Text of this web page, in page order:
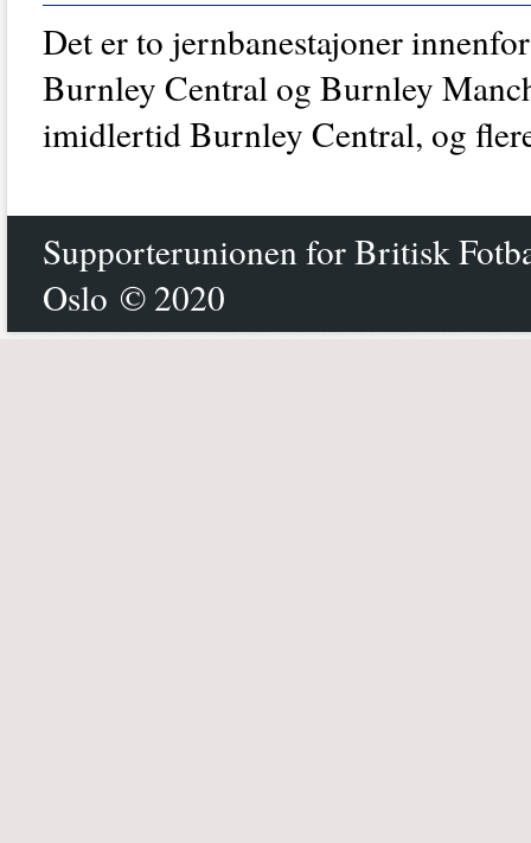
Det er to jernbanestajoner
Burnley Central og Burnley
imidlertid Burnley Central, og
Supporterunionen for Britisk
Oslo © 2020